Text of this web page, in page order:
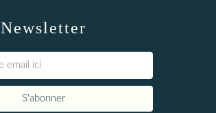
Newsletter